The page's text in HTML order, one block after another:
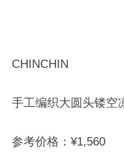
CHINCHIN
手工编织大圆头镂空
参考价格：¥1,560